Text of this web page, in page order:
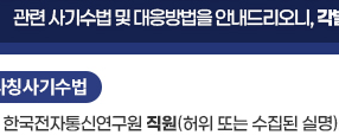
부패징계 현황
감사결과공개